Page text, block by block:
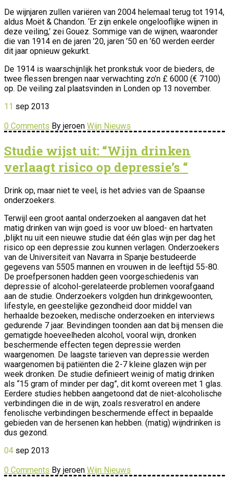
De wijnjaren zullen variëren van 2004 helemaal terug tot 1914,
aldus Moët & Chandon. ‘Er zijn enkele ongelooflijke wijnen in
deze veiling,’ zei Gouez. Sommige van de wijnen, waaronder
die van 1914 en de jaren ’20, jaren ’50 en ’60 werden eerder
dit jaar opnieuw gekurkt.
De 1914 is waarschijnlijk het pronkstuk voor de bieders, de
twee flessen brengen naar verwachting zo’n £ 6000 (€ 7100)
op. De veiling zal plaatsvinden in Londen op 13 november.
11 sep 2013
0 Comments By jeroen Wijn Nieuws
Studie wijst uit: “Wijn drinken
verlaagt risico op depressie’s “
Drink op, maar niet te veel, is het advies van de Spaanse
onderzoekers.
Terwijl een groot aantal onderzoeken al aangaven dat het
matig drinken van wijn goed is voor uw bloed- en hartvaten
,blijkt nu uit een nieuwe studie dat één glas wijn per dag het
risico op een depressie zou kunnen verlagen. Onderzoekers
van de Universiteit van Navarra in Spanje bestudeerde
gegevens van 5505 mannen en vrouwen in de leeftijd 55-80.
De proefpersonen hadden geen voorgeschiedenis van
depressie of alcohol-gerelateerde problemen voorafgaand
aan de studie. Onderzoekers volgden hun drinkgewoonten,
lifestyle, en geestelijke gezondheid door middel van
herhaalde bezoeken, medische onderzoeken en interviews
gedurende 7 jaar. Bevindingen toonden aan dat bij mensen die
gematigde hoeveelheden alcohol, vooral wijn, dronken
beschermende effecten tegen depressie werden
waargenomen. De laagste tarieven van depressie werden
waargenomen bij patiënten die 2-7 kleine glazen wijn per
week dronken. De studie definieert weinig of matig drinken
als “15 gram of minder per dag”, dit komt overeen met 1 glas.
Eerdere studies hebben aangetoond dat de niet-alcoholische
verbindingen die in de wijn, zoals resveratrol en andere
fenolische verbindingen beschermende effect in bepaalde
gebieden van de hersenen kan hebben. (matig) wijndrinken is
dus gezond.
04 sep 2013
0 Comments By jeroen Wijn Nieuws